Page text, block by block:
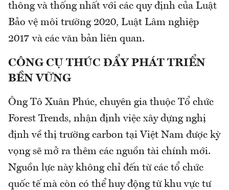
thông và thống nhất với các quy định của Luật
Bảo vệ môi trường 2020, Luật Lâm nghiệp
2017 và các văn bản liên quan.
CÔNG CỤ THÚC ĐẨY PHÁT TRIỂN
BỀN VỮNG
Ông Tô Xuân Phúc, chuyên gia thuộc Tổ chức
Forest Trends, nhận định việc xây dựng nghị
định về thị trường carbon tại Việt Nam được kỳ
vọng sẽ mở ra thêm các nguồn tài chính mới.
Nguồn lực này không chỉ đến từ các tổ chức
quốc tế mà còn có thể huy động từ khu vực tư